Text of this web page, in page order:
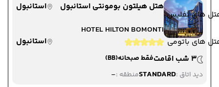
های تفلیس
های باتومی
هتل هیلتون بومونتی استانبول
استانبول
HOTEL HILTON BOMONTI
استانبول
3 شب اقامت
فقط صبحانه(BB)
دید اتاق :STANDARDمنطقه :-